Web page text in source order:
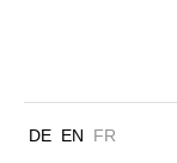
DE EN FR